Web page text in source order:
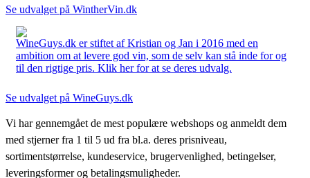
Se udvalget på WintherVin.dk
WineGuys.dk er stiftet af Kristian og Jan i 2016 med en
ambition om at levere god vin, som de selv kan stå inde for og
til den rigtige pris. Klik her for at se deres udvalg.
Se udvalget på WineGuys.dk
Vi har gennemgået de mest populære webshops og anmeldt dem
med stjerner fra 1 til 5 ud fra bl.a. deres prisniveau,
sortimentstørrelse, kundeservice, brugervenlighed, betingelser,
leveringsformer og betalingsmuligheder.